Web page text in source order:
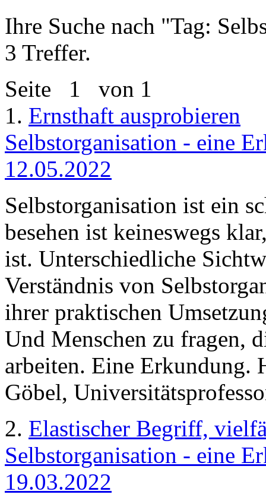
Ihre Suche nach "Tag:
3 Treffer.
Seite 1 von 1
1. Ernsthaft ausprobieren
Selbstorganisation - eine
12.05.2022
Selbstorganisation ist ein
besehen ist keineswegs
ist. Unterschiedliche
Verständnis von
ihrer praktischen
Und Menschen zu fragen,
arbeiten. Eine Erkundung.
Göbel,
2. Elastischer Begriff,
Selbstorganisation - eine
19.03.2022